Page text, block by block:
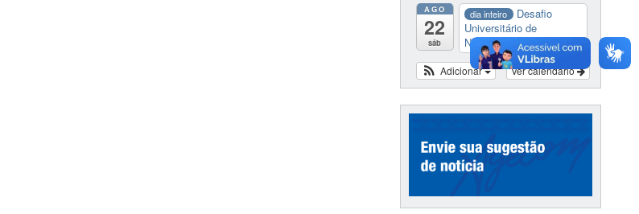
AGO
22
sáb
dia inteiro
Desafio
Universitário de
Nautide...
Ver calendário
Adicionar